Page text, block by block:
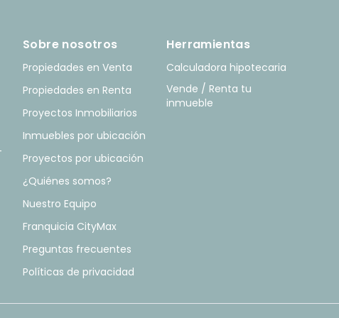
Sobre nosotros
Propiedades en Venta
Propiedades en Renta
Proyectos Inmobiliarios
Inmuebles por ubicación
Proyectos por ubicación
¿Quiénes somos?
Nuestro Equipo
Franquicia CityMax
Preguntas frecuentes
Políticas de privacidad
Herramientas
Calculadora hipotecaria
Vende / Renta tu
inmueble